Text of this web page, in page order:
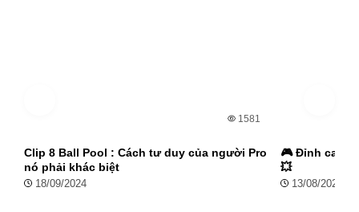
1581
Clip 8 Ball Pool : Cách tư duy của người Pro
nó phải khác biệt
18/09/2024
🎮 Đỉnh cao
💥
13/08/2024